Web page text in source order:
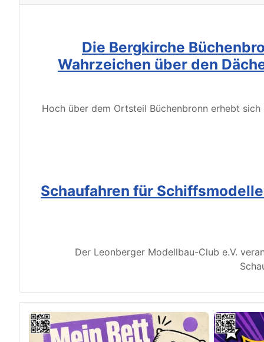
Die Bergkirche
Wahrzeichen über den
Hoch über dem Ortsteil Büchenbronn erhebt
Schaufahren für
Der Leonberger Modellbau-Club e.V.